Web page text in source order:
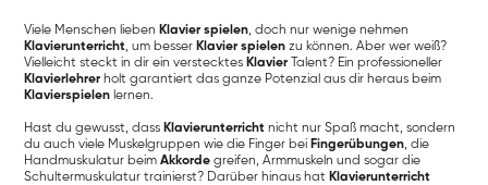
Viele Menschen lieben Klavier spielen, doch nur wenige nehmen
Klavierunterricht, um besser Klavier spielen zu können. Aber wer weiß?
Vielleicht steckt in dir ein verstecktes Klavier Talent? Ein professioneller
Klavierlehrer holt garantiert das ganze Potenzial aus dir heraus beim
Klavierspielen lernen.
Hast du gewusst, dass Klavierunterricht nicht nur Spaß macht, sondern
du auch viele Muskelgruppen wie die Finger bei Fingerübungen, die
Handmuskulatur beimAkkorde greifen, Armmuskeln und sogar die
Schultermuskulatur trainierst? Darüber hinaus hat Klavierunterricht